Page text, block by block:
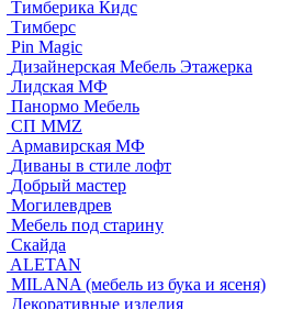
Тимберика Кидс
Тимберс
Pin Magic
Дизайнерская Мебель Этажерка
Лидская МФ
Панормо Мебель
СП ММZ
Армавирская МФ
Диваны в стиле лофт
Добрый мастер
Могилевдрев
Мебель под старину
Скайда
ALETAN
MILANA (мебель из бука и ясеня)
Декоративные изделия